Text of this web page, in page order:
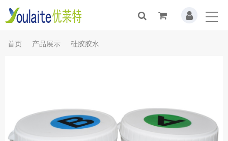
首页 产品展示 硅胶胶水